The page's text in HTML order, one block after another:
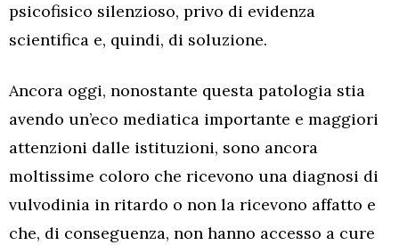
psicofisico silenzioso, privo di evidenza
scientifica e, quindi, di soluzione.
Ancora oggi, nonostante questa patologia stia
avendo un’eco mediatica importante e maggiori
attenzioni dalle istituzioni, sono ancora
moltissime coloro che ricevono una diagnosi di
vulvodinia in ritardo o non la ricevono affatto e
che, di conseguenza, non hanno accesso a cure